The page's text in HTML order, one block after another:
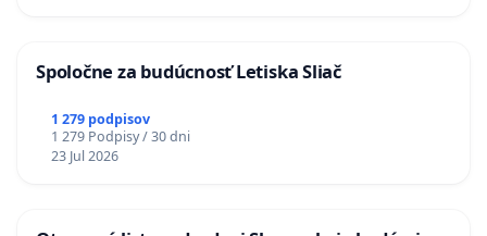
Spoločne za budúcnosť Letiska Sliač
1 279 podpisov
1 279 Podpisy / 30 dni
23 Jul 2026